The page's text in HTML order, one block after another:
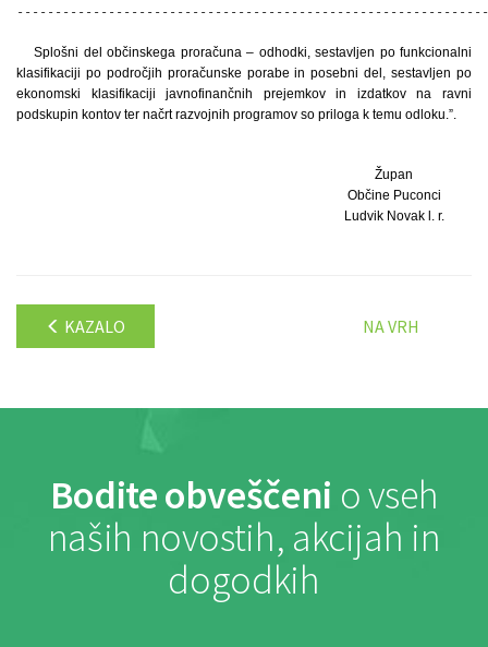
Splošni del občinskega proračuna – odhodki, sestavljen po funkcionalni
klasifikaciji po področjih proračunske porabe in posebni del, sestavljen po
ekonomski klasifikaciji javnofinančnih prejemkov in izdatkov na ravni
podskupin kontov ter načrt razvojnih programov so priloga k temu odloku.”.
Župan
Občine Puconci
Ludvik Novak l. r.
KAZALO NA VRH
Bodite obveščeni o vseh
naših novostih, akcijah in
dogodkih